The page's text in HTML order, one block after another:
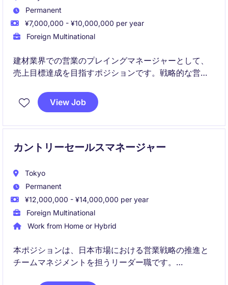
Permanent
¥7,000,000 - ¥10,000,000 per year
Foreign Multinational
建材業界での営業のプレイングマネージャーとして、
売上目標達成を目指すポジションです。戦略的な営業
View Job
カントリーセールスマネージャー
Tokyo
Permanent
¥12,000,000 - ¥14,000,000 per year
Foreign Multinational
Work from Home or Hybrid
本ポジションは、日本市場における営業戦略の推進と
チームマネジメントを担うリーダー職です。